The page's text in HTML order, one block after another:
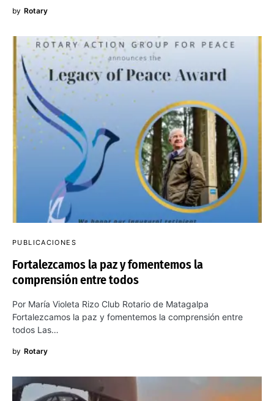
by Rotary
PUBLICACIONES
Fortalezcamos la paz y fomentemos la
comprensión entre todos
Por María Violeta Rizo Club Rotario de Matagalpa
Fortalezcamos la paz y fomentemos la comprensión entre
todos Las…
by Rotary